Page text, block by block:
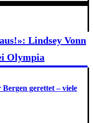
Lindsey Vonn
Olympia
Bergen gerettet – viele